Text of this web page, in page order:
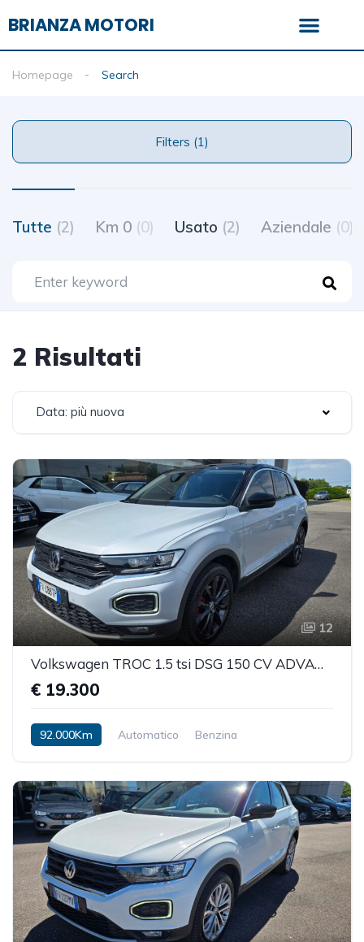
BRIANZA MOTORI
Homepage Search
Filters (1)
Tutte (2) Km 0 (0) Usato (2) Aziendale (0)
2 Risultati
Data: più nuova
12
Volkswagen TROC 1.5 tsi DSG 150 CV ADVANCE
€ 19.300
92.000Km Automatico Benzina